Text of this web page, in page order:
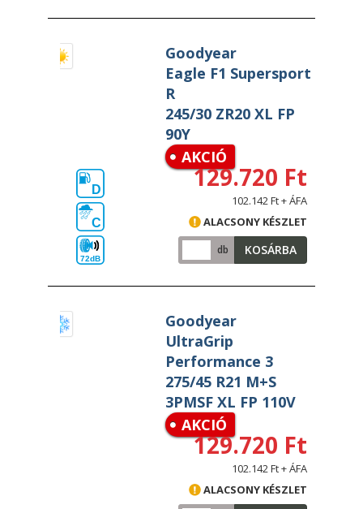
Goodyear
Eagle F1 Supersport
R
245/30 ZR20 XL FP
90Y
AKCIÓ
D
C
72dB
129.720 Ft
102.142 Ft + ÁFA
ALACSONY KÉSZLET
db KOSÁRBA
Goodyear
UltraGrip
Performance 3
275/45 R21 M+S
3PMSF XL FP 110V
AKCIÓ
129.720 Ft
102.142 Ft + ÁFA
ALACSONY KÉSZLET